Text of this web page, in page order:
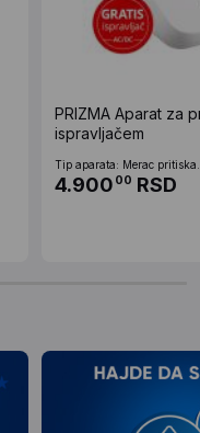
PRIZMA Aparat za
ispravljačem
Tip aparata: Merac
4.900 00 RSD